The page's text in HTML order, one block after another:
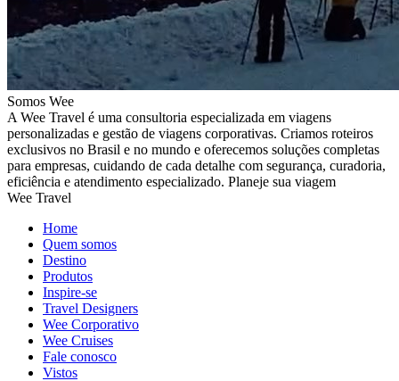
Somos Wee
A Wee Travel é uma consultoria especializada em viagens
personalizadas e gestão de viagens corporativas. Criamos roteiros
exclusivos no Brasil e no mundo e oferecemos soluções completas
para empresas, cuidando de cada detalhe com segurança, curadoria,
eficiência e atendimento especializado. Planeje sua viagem
Wee Travel
Home
Quem somos
Destino
Produtos
Inspire-se
Travel Designers
Wee Corporativo
Wee Cruises
Fale conosco
Vistos